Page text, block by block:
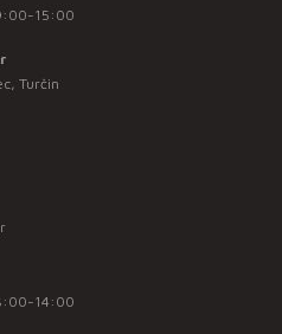
15:00
Turčin
14:00